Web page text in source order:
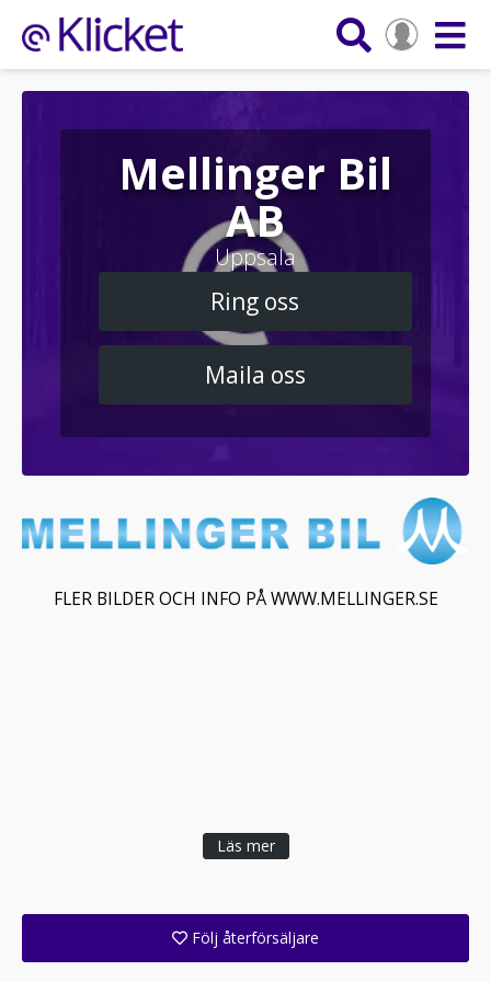
Mellinger Bil
AB
Uppsala
Ring oss
Maila oss
FLER BILDER OCH INFO PÅ WWW.MELLINGER.SE
Läs mer
Följ återförsäljare